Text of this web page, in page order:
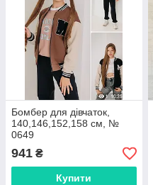
Бомбер для дівчаток,
140,146,152,158 см, №
0649
941 ₴
Купити